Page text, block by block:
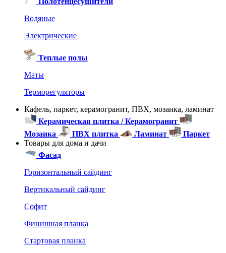
Водяные
Электрические
Теплые полы
Маты
Терморегуляторы
Кафель, паркет, керамогранит, ПВХ, мозаика, ламинат
Керамическая плитка / Керамогранит
Мозаика
ПВХ плитка Ламинат
Паркет
Товары для дома и дачи
Фасад
Горизонтальный сайдинг
Вертикальный сайдинг
Софит
Финишная планка
Стартовая планка